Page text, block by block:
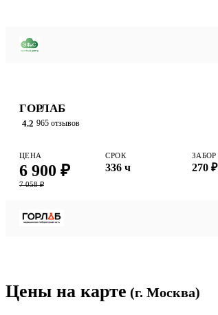
ГОРЛАБ
4.2 965 отзывов
ЦЕНА
6 900 ₽
7 058 ₽
СРОК
336 ч
ЗАБОР
270 ₽
Цены на карте (г. Москва)